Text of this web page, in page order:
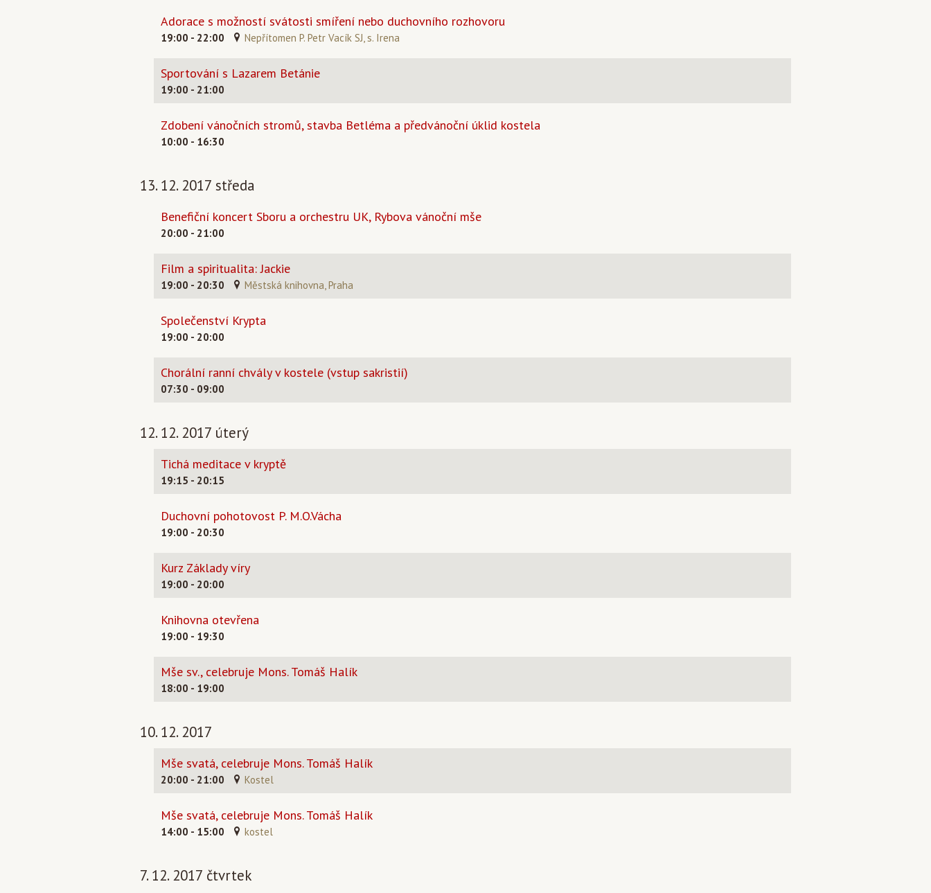
Adorace s možností svátosti smíření nebo duchovního rozhovoru
19:00 - 22:00 Nepřítomen P. Petr Vacík SJ, s. Irena
Sportování s Lazarem Betánie
19:00 - 21:00
Zdobení vánočních stromů, stavba Betléma a předvánoční úklid kostela
10:00 - 16:30
13. 12. 2017 středa
Benefiční koncert Sboru a orchestru UK, Rybova vánoční mše
20:00 - 21:00
Film a spiritualita: Jackie
19:00 - 20:30 Městská knihovna, Praha
Společenství Krypta
19:00 - 20:00
Chorální ranní chvály v kostele (vstup sakristií)
07:30 - 09:00
12. 12. 2017 úterý
Tichá meditace v kryptě
19:15 - 20:15
Duchovní pohotovost P. M.O.Vácha
19:00 - 20:30
Kurz Základy víry
19:00 - 20:00
Knihovna otevřena
19:00 - 19:30
Mše sv., celebruje Mons. Tomáš Halík
18:00 - 19:00
10. 12. 2017
Mše svatá, celebruje Mons. Tomáš Halík
20:00 - 21:00 Kostel
Mše svatá, celebruje Mons. Tomáš Halík
14:00 - 15:00 kostel
7. 12. 2017 čtvrtek